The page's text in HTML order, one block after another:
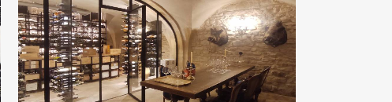
DETAILS ZIEN